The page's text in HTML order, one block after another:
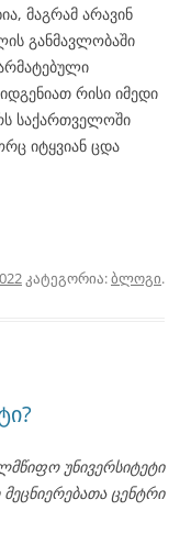
მაგრამ არავინ
განმავლობაში
რისი იმედი
საქართველოში
იტყვიან ცდა
კატეგორია:ბლოგი.
უნივერსიტეტი
ცენტრი